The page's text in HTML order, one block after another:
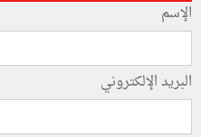
الإسم
البريد الإلكتروني